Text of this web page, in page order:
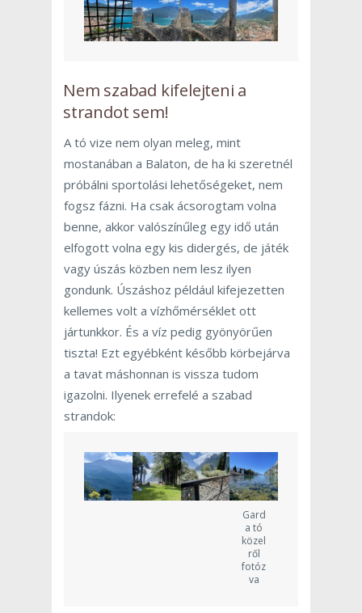
Nem szabad kifelejteni a
strandot sem!
A tó vize nem olyan meleg, mint
mostanában a Balaton, de ha ki szeretnél
próbálni sportolási lehetőségeket, nem
fogsz fázni. Ha csak ácsorogtam volna
benne, akkor valószínűleg egy idő után
elfogott volna egy kis didergés, de játék
vagy úszás közben nem lesz ilyen
gondunk. Úszáshoz például kifejezetten
kellemes volt a vízhőmérséklet ott
jártunkkor. És a víz pedig gyönyörűen
tiszta! Ezt egyébként később körbejárva
a tavat máshonnan is vissza tudom
igazolni. Ilyenek errefelé a szabad
strandok:
Gard
a tó
közel
ről
fotóz
va